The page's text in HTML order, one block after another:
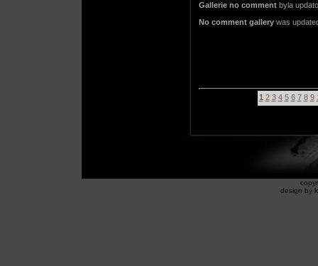
Gallerie no commentbyla
No comment gallerywas
1 2 3 4 5 6 7 8 9
design by